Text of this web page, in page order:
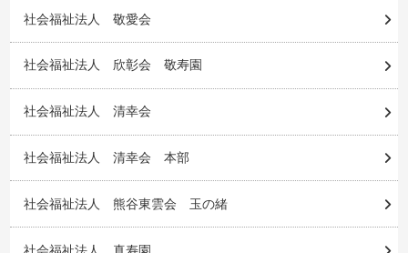
社会福祉法人 敬愛会
社会福祉法人 欣彰会 敬寿園
社会福祉法人 清幸会
社会福祉法人 清幸会 本部
社会福祉法人 熊谷東雲会 玉の緒
社会福祉法人 真寿園